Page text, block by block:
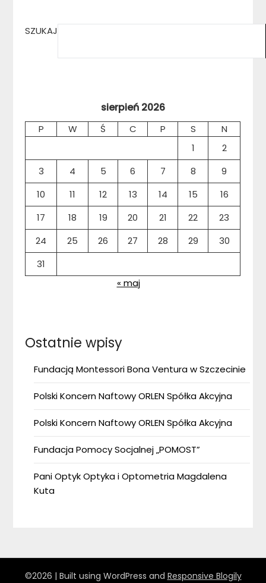
SZUKAJ
sierpień 2026
P W Ś C P S
N
1
2
3
4 5 6 7 8
9
10
11 12 13 14 15
16
17
18 19 20 21 22
23
24
25 26 27 28 29
30
31
« maj
Ostatnie wpisy
Fundacją Montessori Bona Ventura w Szczecinie
Polski Koncern Naftowy ORLEN Spółka Akcyjna
Polski Koncern Naftowy ORLEN Spółka Akcyjna
Fundacja Pomocy Socjalnej „POMOST”
Pani Optyk Optyka i Optometria Magdalena
Kuta
©2026 | Built using WordPress and Responsive Blogily